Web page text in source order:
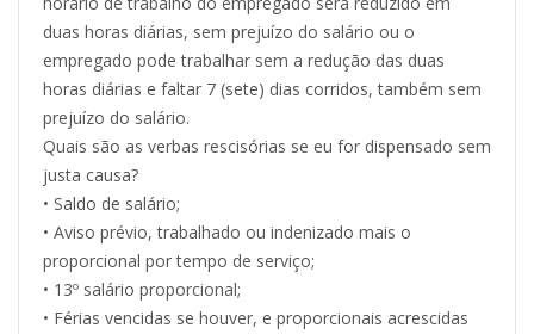
duas horas diárias, sem prejuízo do salário ou o
empregado pode trabalhar sem a redução das duas
horas diárias e faltar 7 (sete) dias corridos, também sem
prejuízo do salário.
Quais são as verbas rescisórias se eu for dispensado sem
justa causa?
• Saldo de salário;
• Aviso prévio, trabalhado ou indenizado mais o
proporcional por tempo de serviço;
• 13º salário proporcional;
• Férias vencidas se houver, e proporcionais acrescidas